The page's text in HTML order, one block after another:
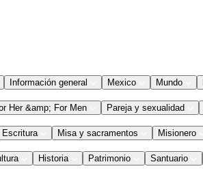
Información general Mexico Mundo
Her &amp; For Men Pareja y sexualidad
Escritura Misa y sacramentos Misionero
Historia Patrimonio Santuario